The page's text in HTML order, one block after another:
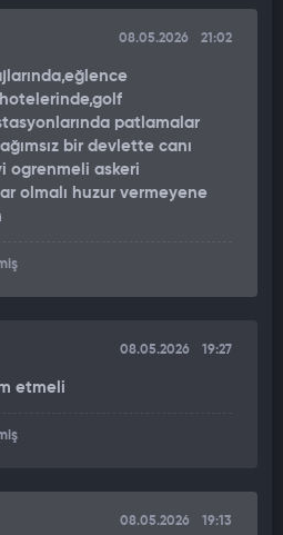
İran'a giren veya İran'dan ayrılan
tam olarak uygulanmasına
Üniformalı ve son derece eğitimli
inanılmaz bir iş çıkarıyor."
göre benzer bir sıcak
M/T Hasna isimli İran bayraklı bir
Abraham Lincoln uçak
Super Hornet, 20 milimetrelik top
tamamen kesildiği belirtildi.
sıkı abluka kapsamında
50'den fazla geminin ise
08.05.2026 21:02
patlamalar
bir devlette canı
ogrenmeli askeri
olmalı huzur vermeyene
08.05.2026 19:27
etmeli
08.05.2026 19:13